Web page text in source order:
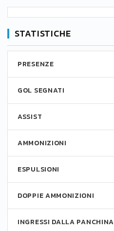
STATISTICHE
PRESENZE
GOL SEGNATI
ASSIST
AMMONIZIONI
ESPULSIONI
DOPPIE AMMONIZIONI
INGRESSI DALLA PANCHINA